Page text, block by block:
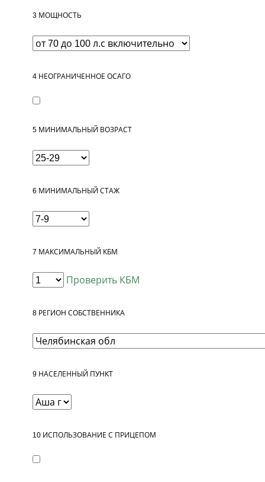
3 МОЩНОСТЬ
4 НЕОГРАНИЧЕННОЕ ОСАГО
5 МИНИМАЛЬНЫЙ ВОЗРАСТ
6 МИНИМАЛЬНЫЙ СТАЖ
7 МАКСИМАЛЬНЫЙ КБМ
Проверить КБМ
8 РЕГИОН СОБСТВЕННИКА
9 НАСЕЛЕННЫЙ ПУНКТ
10 ИСПОЛЬЗОВАНИЕ С ПРИЦЕПОМ